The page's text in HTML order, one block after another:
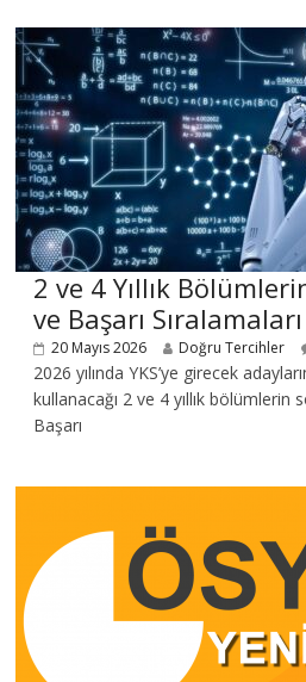
2 ve 4 Yıllık
ve Başarı
20 Mayıs 2026 Doğru Tercihler
2026 yılında YKS’ye girecek
kullanacağı 2 ve 4 yıllık bölümlerin
Başarı